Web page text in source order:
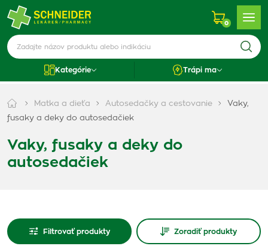
0
Kategórie Trápi ma
Matka a dieťa Autosedačky a cestovanie
Vaky,
fusaky a deky do autosedačiek
Vaky, fusaky a deky do
autosedačiek
Filtrovať produkty Zoradiť produkty